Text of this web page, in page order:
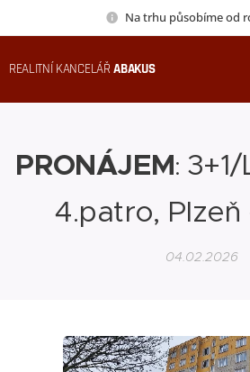
Na trhu působíme od
REALITNÍ KANCELÁŘABAKUS
PRONÁJEM:
4.patro, Plzeň
04.02.2026